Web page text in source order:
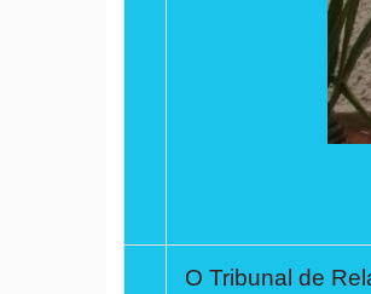
O Tribunal de